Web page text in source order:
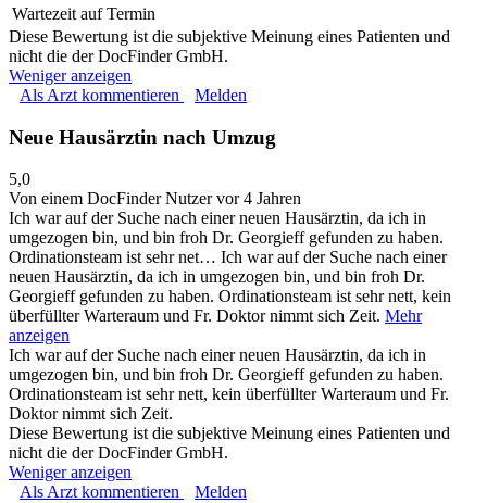
Wartezeit auf Termin
Diese Bewertung ist die subjektive Meinung eines Patienten und
nicht die der DocFinder GmbH.
Weniger anzeigen
Als Arzt kommentieren
Melden
Neue Hausärztin nach Umzug
5,0
Von einem DocFinder Nutzervor 4 Jahren
Ich war auf der Suche nach einer neuen Hausärztin, da ich in
umgezogen bin, und bin froh Dr. Georgieff gefunden zu haben.
Ordinationsteam ist sehr net… Ich war auf der Suche nach einer
neuen Hausärztin, da ich in umgezogen bin, und bin froh Dr.
Georgieff gefunden zu haben. Ordinationsteam ist sehr nett, kein
überfüllter Warteraum und Fr. Doktor nimmt sich Zeit. Mehr
anzeigen
Ich war auf der Suche nach einer neuen Hausärztin, da ich in
umgezogen bin, und bin froh Dr. Georgieff gefunden zu haben.
Ordinationsteam ist sehr nett, kein überfüllter Warteraum und Fr.
Doktor nimmt sich Zeit.
Diese Bewertung ist die subjektive Meinung eines Patienten und
nicht die der DocFinder GmbH.
Weniger anzeigen
Als Arzt kommentieren
Melden